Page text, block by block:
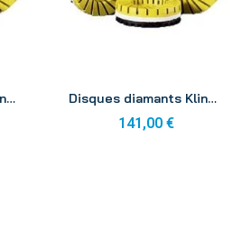
Disques diamants Klindex AS M3 100mm (x3) Disques diamants Klindex AS M4 100mm (x3)
141,00 €